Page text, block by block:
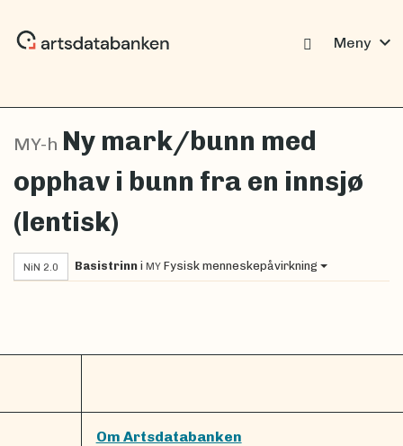
Meny expand_more
MY-h Ny mark/bunn med
opphav i bunn fra en innsjø
(lentisk)
NiN 2.0 Basistrinn i MY Fysisk menneskepåvirkning
Om Artsdatabanken